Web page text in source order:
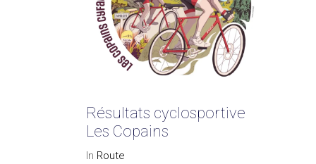
Résultats cyclosportive
Les Copains
In Route